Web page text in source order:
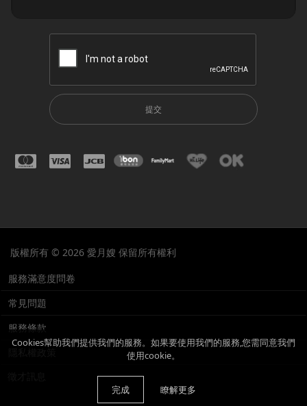
提交
版權所有 © 2026 愛月嫂 保留所有權利
服務滿意度問卷
常見問題
服務條款
Cookies幫助我們提供我們的服務。如果要使用我們的服務,您需同意我們
使用cookie。
完成 瞭解更多